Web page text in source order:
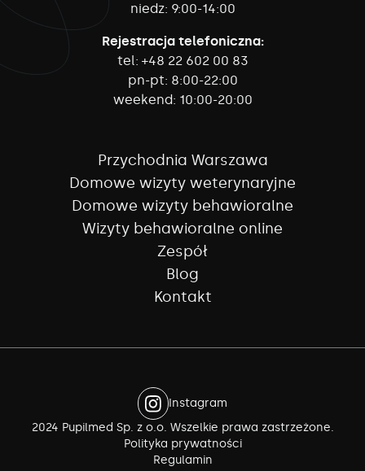
niedz: 9:00-14:00
Rejestracja telefoniczna:
tel: +48 22 602 00 83
pn-pt: 8:00-22:00
weekend: 10:00-20:00
Przychodnia Warszawa
Domowe wizyty weterynaryjne
Domowe wizyty behawioralne
Wizyty behawioralne online
Zespół
Blog
Kontakt
Instagram
2024 Pupilmed Sp. z o.o. Wszelkie prawa zastrzeżone.
Polityka prywatności
Regulamin